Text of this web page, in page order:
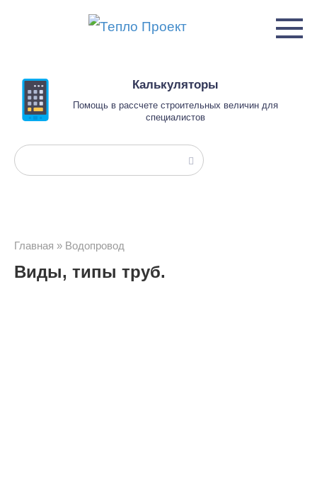
Калькуляторы
Помощь в рассчете строительных величин для
специалистов
Поиск:
Главная » Водопровод
Виды, типы труб.